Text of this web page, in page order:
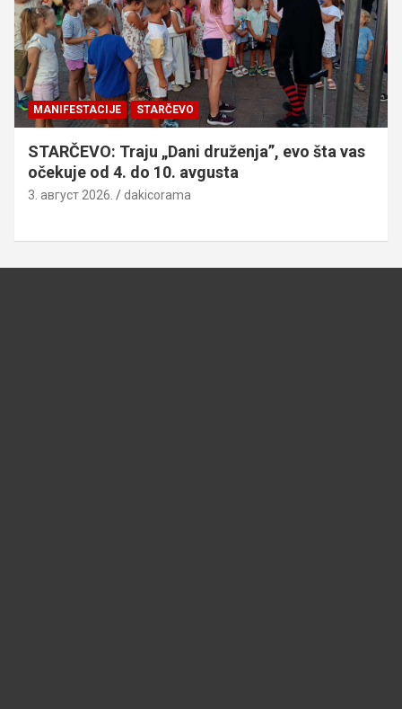
MANIFESTACIJE STARČEVO
STARČEVO: Traju „Dani druženja”, evo šta vas
očekuje od 4. do 10. avgusta
3. август 2026. dakicorama